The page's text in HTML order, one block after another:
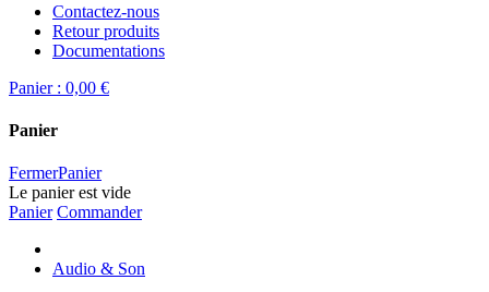
Contactez-nous
Retour produits
Documentations
Panier : 0,00 €
Panier
FermerPanier
Le panier est vide
Panier Commander
Audio & Son